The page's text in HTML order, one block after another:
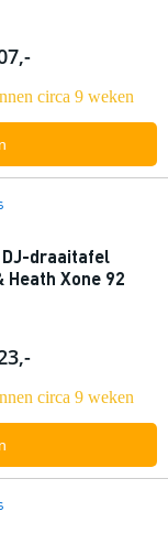
circa 9 weken
DJ-draaitafel
Xone 92
circa 9 weken